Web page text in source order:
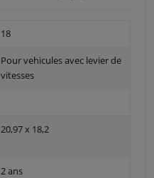
18
Pour vehicules avec levier de
vitesses
20,97 x 18,2
2 ans